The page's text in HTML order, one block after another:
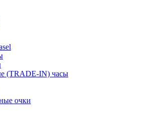
(TRADE-IN) часы
очки